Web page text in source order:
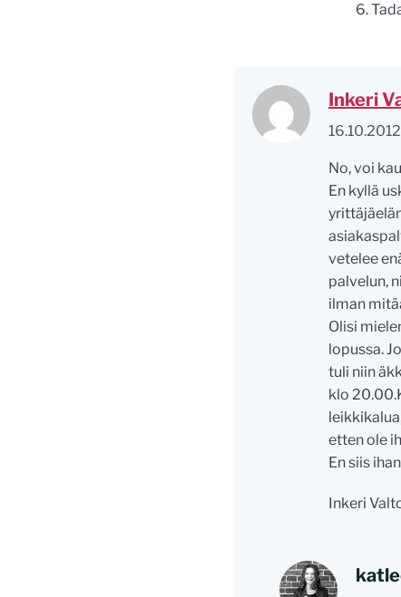
6.
Inkeri
No, voi
En kyllä
vetelee
palvelun,
ilman
Olisi
lopussa.
tuli niin
klo
etten ole
En siis
Inkeri